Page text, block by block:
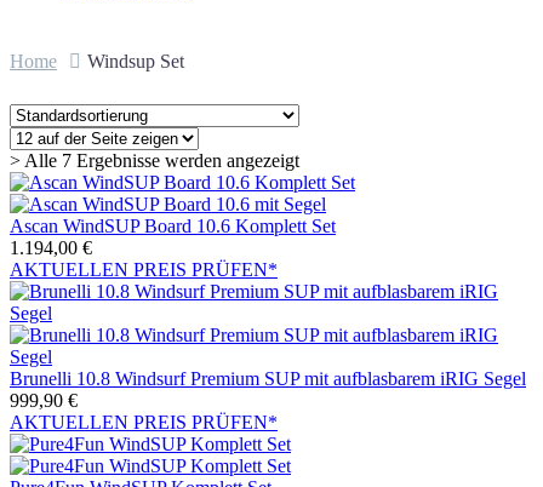
Home Windsup Set
> Alle 7 Ergebnisse werden angezeigt
Ascan WindSUP Board 10.6 Komplett Set
1.194,00 €
AKTUELLEN PREIS PRÜFEN*
Brunelli 10.8 Windsurf Premium SUP mit aufblasbarem iRIG Segel
999,90 €
AKTUELLEN PREIS PRÜFEN*